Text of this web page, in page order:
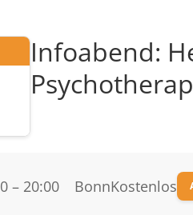
Infoabend:
– 20:00 BonnKostenlos